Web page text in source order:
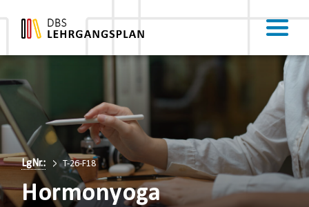
LgNr.: T-26-F18
Hormonyoga